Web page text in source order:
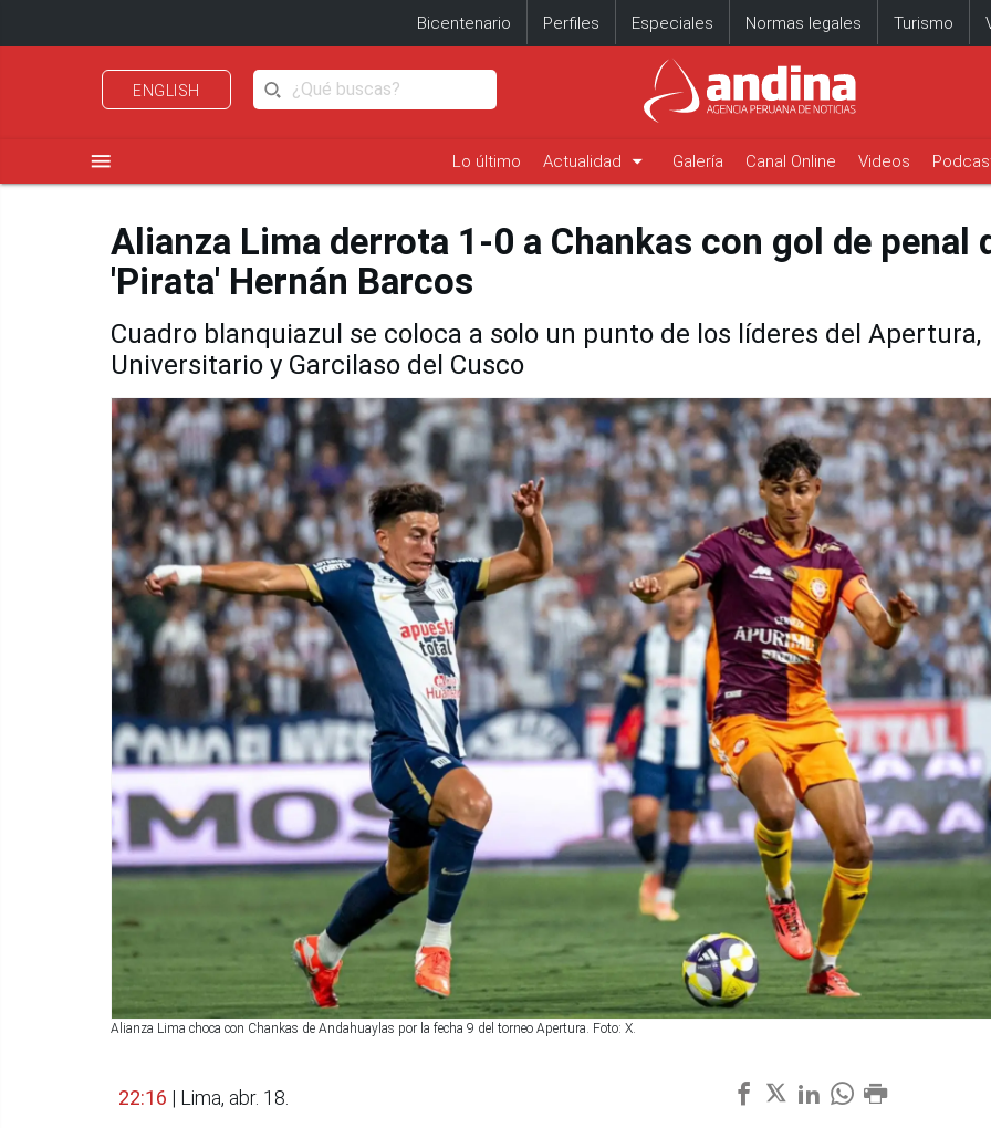
Bicentenario Perfiles Especiales Normas legales Turismo
ENGLISH
menu Lo último Actualidad arrow_drop_down Galería Canal Online Videos
Alianza Lima derrota 1-0 a Chankas con gol de penal
'Pirata' Hernán Barcos
Cuadro blanquiazul se coloca a solo un punto de los líderes del Apertura,
Universitario y Garcilaso del Cusco
Alianza Lima choca con Chankas de Andahuaylas por la fecha 9 del torneo Apertura. Foto: X.
22:16 | Lima, abr. 18.